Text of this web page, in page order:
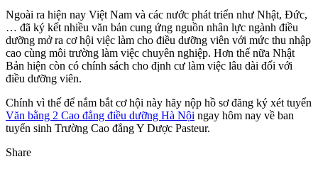
Ngoài ra hiện nay Việt Nam và các nước phát triển như Nhật, Đức,
… đã ký kết nhiều văn bản cung ứng nguồn nhân lực ngành điều
dưỡng mở ra cơ hội việc làm cho điều dưỡng viên với mức thu nhập
cao cùng môi trường làm việc chuyên nghiệp. Hơn thế nữa Nhật
Bản hiện còn có chính sách cho định cư làm việc lâu dài đối với
điều dưỡng viên.
Chính vì thế để nắm bắt cơ hội này hãy nộp hồ sơ đăng ký xét tuyển
Văn bằng 2 Cao đẳng điều dưỡng Hà Nội ngay hôm nay về ban
tuyển sinh Trường Cao đẳng Y Dược Pasteur.
Share